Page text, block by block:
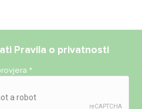
Pravila o privatnosti
*